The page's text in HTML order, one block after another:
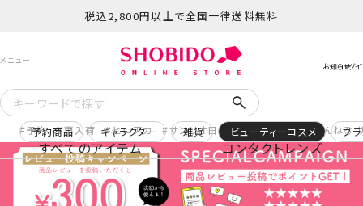
税込2,800円以上で全国一律送料無料
予約 再入荷 ヒロアカ サンリオ日焼け コスメヲタちゃんねる
すべてのアイテム コンタクトレンズ
予約商品 キャラクター 雑貨 ビューティーコスメ ブ